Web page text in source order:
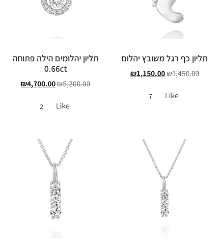
תליון כף רגל משובץ יהלום
₪1,450.00
₪1,150.00
Like
7
תליון יהלומים הילה פתוחה
0.66ct
₪5,200.00
₪4,700.00
Like
2